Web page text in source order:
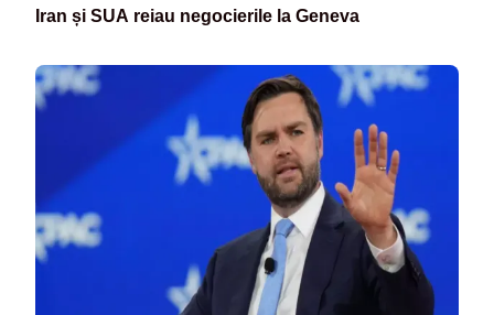
Iran și SUA reiau negocierile la Geneva